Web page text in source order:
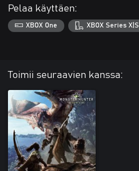
Pelaa käyttäen:
XBOX One XBOX Series X|S
Toimii seuraavien kanssa: